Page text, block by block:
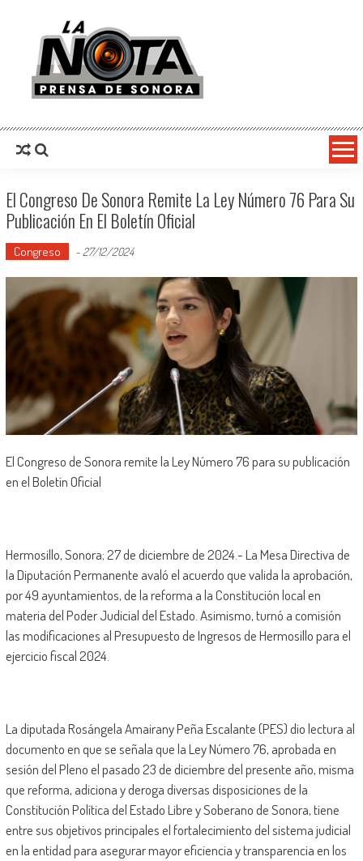
La Nota Prensa De Sonora
El Congreso De Sonora Remite La Ley Número 76 Para Su
Publicación En El Boletín Oficial
Congreso - 27/12/2024
El Congreso de Sonora remite la Ley Número 76 para su publicación
en el Boletín Oficial
Hermosillo, Sonora; 27 de diciembre de 2024.- La Mesa Directiva de
la Diputación Permanente avaló el acuerdo que valida la aprobación,
por 49 ayuntamientos, de la reforma a la Constitución local en
materia del Poder Judicial del Estado. Asimismo, turnó a comisión
las modificaciones al Presupuesto de Ingresos de Hermosillo para el
ejercicio fiscal 2024.
La diputada Rosángela Amairany Peña Escalante (PES) dio lectura al
documento en que se señala que la Ley Número 76, aprobada en
sesión del Pleno el pasado 23 de diciembre del presente año, misma
que reforma, adiciona y deroga diversas disposiciones de la
Constitución Política del Estado Libre y Soberano de Sonora, tiene
entre sus objetivos principales el fortalecimiento del sistema judicial
en la entidad para asegurar mayor eficiencia y transparencia en los